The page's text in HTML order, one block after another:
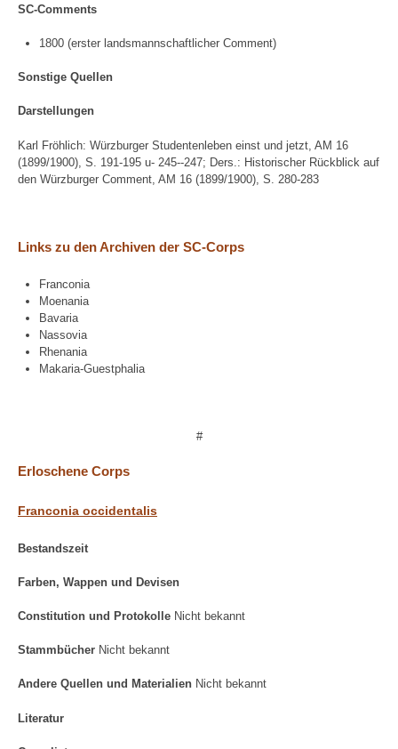
SC-Comments
1800 (erster landsmannschaftlicher Comment)
Sonstige Quellen
Darstellungen
Karl Fröhlich: Würzburger Studentenleben einst und jetzt, AM 16
(1899/1900), S. 191-195 u- 245--247; Ders.: Historischer Rückblick auf
den Würzburger Comment, AM 16 (1899/1900), S. 280-283
Links zu den Archiven der SC-Corps
Franconia
Moenania
Bavaria
Nassovia
Rhenania
Makaria-Guestphalia
#
Erloschene Corps
Franconia occidentalis
Bestandszeit
Farben, Wappen und Devisen
Constitution und Protokolle Nicht bekannt
Stammbücher Nicht bekannt
Andere Quellen und Materialien Nicht bekannt
Literatur